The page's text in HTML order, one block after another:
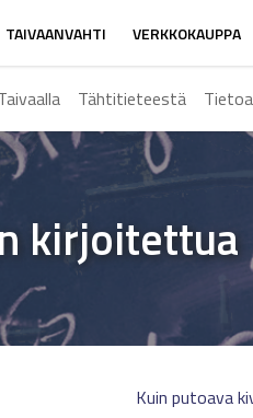
TAIVAANVAHTI VERKKOKAUPPA
Tähtitieteestä
kirjoitettua
Kuin putoava